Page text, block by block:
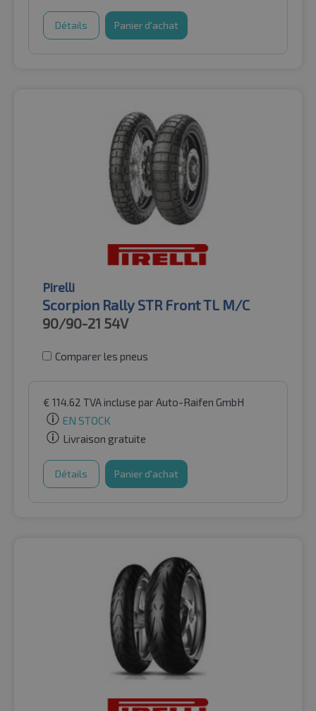
Détails Panier d'achat
Pirelli
Scorpion Rally STR Front TL M/C
90/90-21 54V
Comparer les pneus
€ 114.62 TVA incluse par Auto-Raifen GmbH
EN STOCK
Livraison gratuite
Détails Panier d'achat